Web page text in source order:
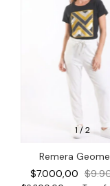
1/2
Remera
$7.000,00